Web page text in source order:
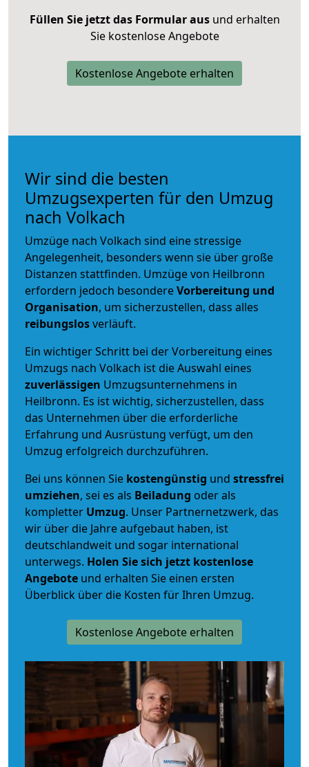
Füllen Sie jetzt das Formular ausund erhalten
Sie kostenlose Angebote
Kostenlose Angebote erhalten
Wir sind die besten
Umzugsexperten für den Umzug
nach Volkach
Umzüge nach Volkach sind eine stressige
Angelegenheit, besonders wenn sie über große
Distanzen stattfinden. Umzüge von Heilbronn
erfordern jedoch besondereVorbereitung und
Organisation, um sicherzustellen, dass alles
reibungslosverläuft.
Ein wichtiger Schritt bei der Vorbereitung eines
Umzugs nach Volkach ist die Auswahl eines
zuverlässigen Umzugsunternehmens in
Heilbronn. Es ist wichtig, sicherzustellen, dass
das Unternehmen über die erforderliche
Erfahrung und Ausrüstung verfügt, um den
Umzug erfolgreich durchzuführen.
Bei uns können Sie kostengünstig und stressfrei
umziehen, sei es als Beiladung oder als
kompletter Umzug. Unser Partnernetzwerk, das
wir über die Jahre aufgebaut haben, ist
deutschlandweit und sogar international
unterwegs. Holen Sie sich jetzt kostenlose
Angebote und erhalten Sie einen ersten
Überblick über die Kosten für Ihren Umzug.
Kostenlose Angebote erhalten